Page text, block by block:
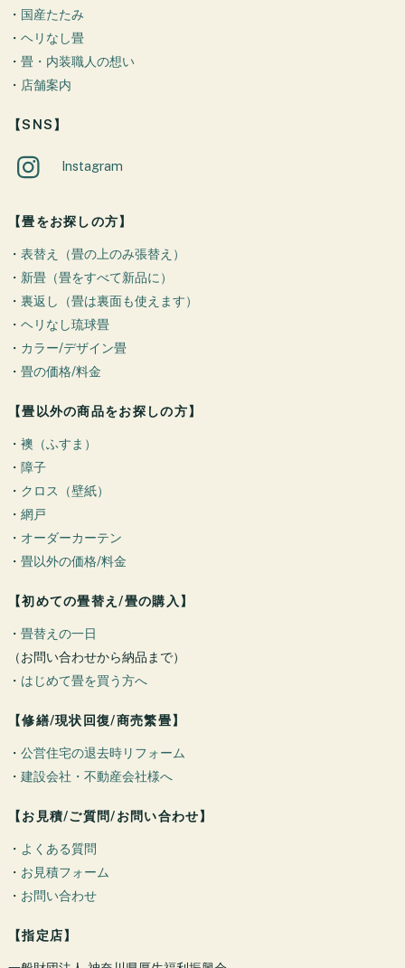
・ 国産たたみ
・ ヘリなし畳
・ 畳・内装職人の想い
・ 店舗案内
【SNS】
Instagram
【畳をお探しの方】
・ 表替え（畳の上のみ張替え）
・ 新畳（畳をすべて新品に）
・ 裏返し（畳は裏面も使えます）
・ ヘリなし琉球畳
・ カラー/デザイン畳
・ 畳の価格/料金
【畳以外の商品をお探しの方】
・ 襖（ふすま）
・ 障子
・ クロス（壁紙）
・ 網戸
・ オーダーカーテン
・ 畳以外の価格/料金
【初めての畳替え/畳の購入】
・ 畳替えの一日
（お問い合わせから納品まで）
・ はじめて畳を買う方へ
【修繕/現状回復/商売繁畳】
・ 公営住宅の退去時リフォーム
・ 建設会社・不動産会社様へ
【お見積/ご質問/お問い合わせ】
・ よくある質問
・ お見積フォーム
・ お問い合わせ
【指定店】